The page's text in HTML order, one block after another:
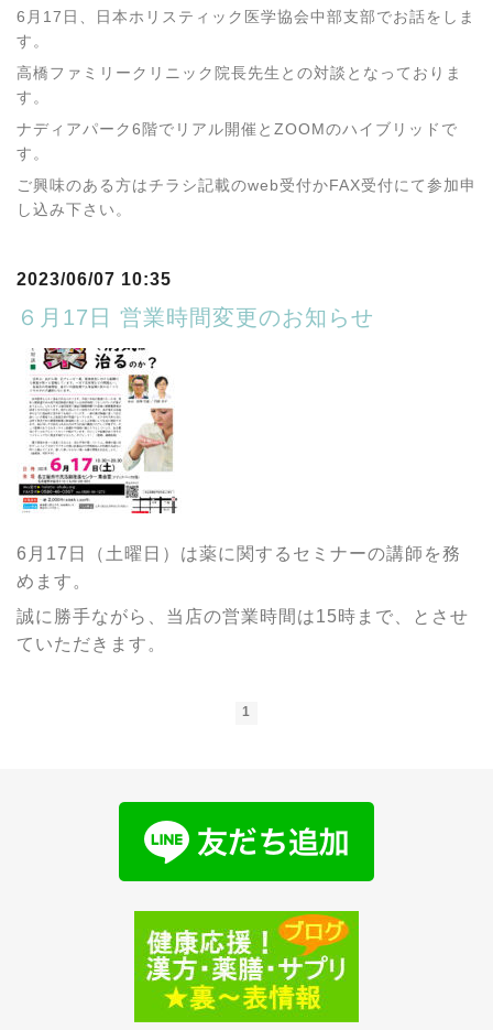
6月17日、日本ホリスティック医学協会中部支部でお話をしま
す。
高橋ファミリークリニック院長先生との対談となっておりま
す。
ナディアパーク6階でリアル開催とZOOMのハイブリッドで
す。
ご興味のある方はチラシ記載のweb受付かFAX受付にて参加申
し込み下さい。
2023/06/07 10:35
６月17日 営業時間変更のお知らせ
6月17日（土曜日）は薬に関するセミナーの講師を務
めます。
誠に勝手ながら、当店の営業時間は15時まで、とさせ
ていただきます。
1